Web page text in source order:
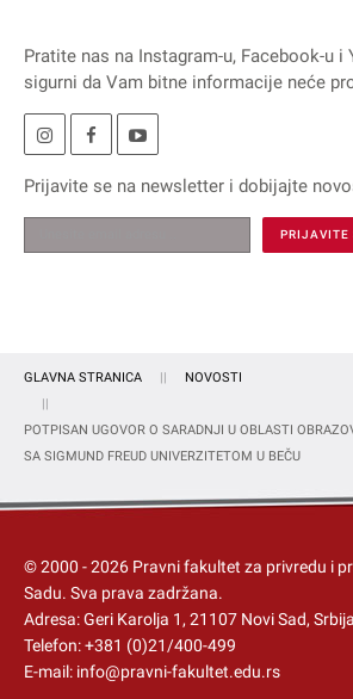
Pratite nas na Instagram-u, Facebook-u i
sigurni da Vam bitne informacije neće
Prijavite se na newsletter i dobijajte
GLAVNA STRANICA NOVOSTI
POTPISAN UGOVOR O SARADNJI U OBLASTI
SA SIGMUND FREUD UNIVERZITETOM U BEČU
© 2000 -2026 Pravni fakultet za privredu i
Sadu. Sva prava zadržana.
Adresa: Geri Karolja 1, 21107 Novi Sad, Srbija
Telefon:+381 (0)21/400-499
E-mail: info@pravni-fakultet.edu.rs